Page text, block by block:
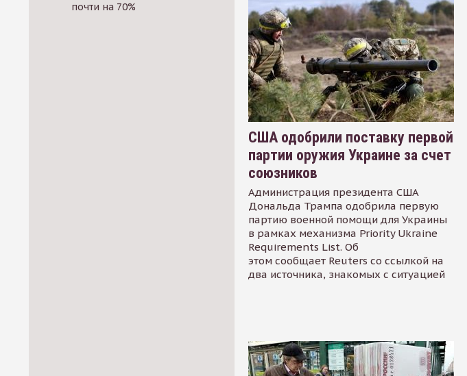
почти на 70%
США одобрили поставку первой
партии оружия Украине за счет
союзников
Администрация президента США
Дональда Трампа одобрила первую
партию военной помощи для Украины
в рамках механизма Priority Ukraine
Requirements List. Об
этом сообщает Reuters со ссылкой на
два источника, знакомых с ситуацией